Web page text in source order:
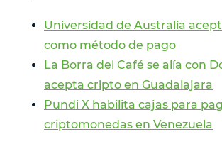
Universidad de Australia
como método de pago
La Borra del Café se alía con
acepta cripto en Guadalajara
Pundi X habilita cajas para
criptomonedas en Venezuela